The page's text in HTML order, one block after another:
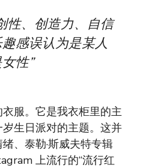
性、创造力、自信
感误认为是某人
性”
服。它是我衣柜里的主
生日派对的主题。这并
、泰勒·斯威夫特专辑
上流行的“流行红